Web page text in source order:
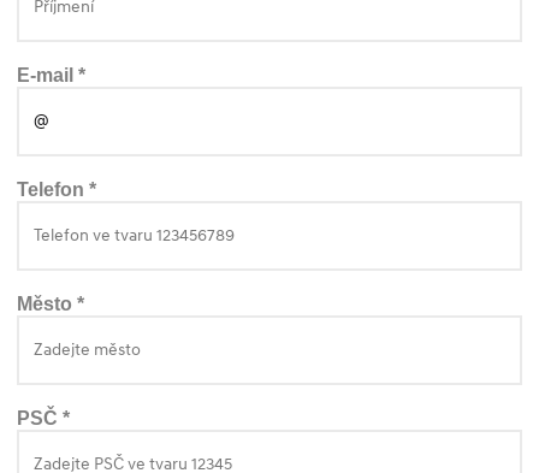
E-mail *
Telefon *
Město *
PSČ *